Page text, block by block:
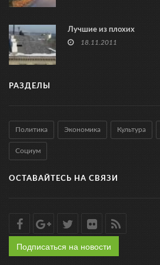
Лучшие из плохих
18.11.2011
РАЗДЕЛЫ
Политика Экономика Культура
Социум
ОСТАВАЙТЕСЬ НА СВЯЗИ
Подписаться на новости